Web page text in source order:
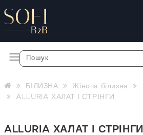
БІЛИЗНА Жіноча білизна
ALLURIA ХАЛАТ I СТРІНГИ
ALLURIA ХАЛАТ I СТРІНГИ